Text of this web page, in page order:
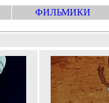
ФИЛЬМИКИ